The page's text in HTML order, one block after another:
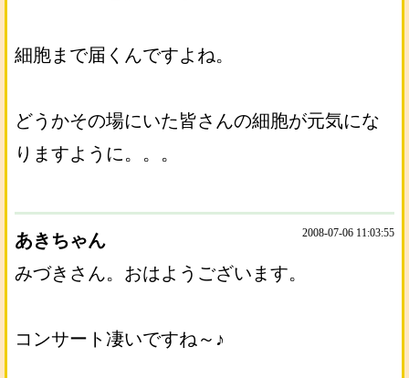
細胞まで届くんですよね。
どうかその場にいた皆さんの細胞が元気にな
りますように。。。
あきちゃん 2008-07-06 11:03:55
みづきさん。おはようございます。
コンサート凄いですね～♪